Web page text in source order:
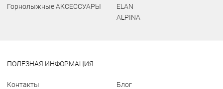
Горнолыжные АКСЕССУАРЫ
ELAN
ALPINA
ПОЛЕЗНАЯ ИНФОРМАЦИЯ
Контакты
Блог